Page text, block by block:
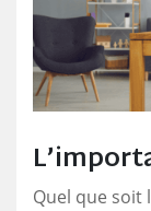
Quel que soit